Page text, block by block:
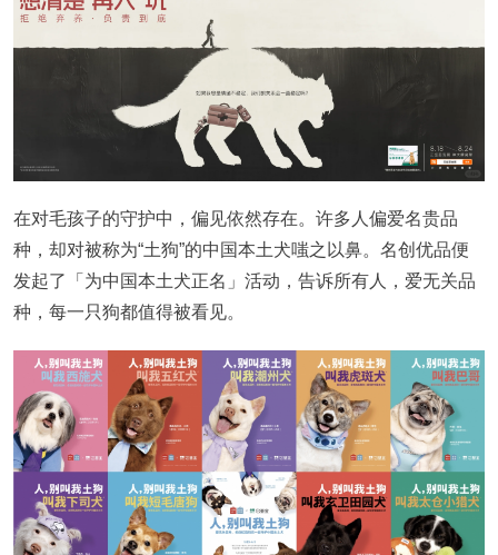
在对毛孩子的守护中，偏见依然存在。 许多人偏爱名贵品
种，却对被称为“土狗”的中国本土犬嗤之以鼻。名创优品便
发起了「为中国本土犬正名」活动，告诉所有人，爱无关品
种，每一只狗都值得被看见。